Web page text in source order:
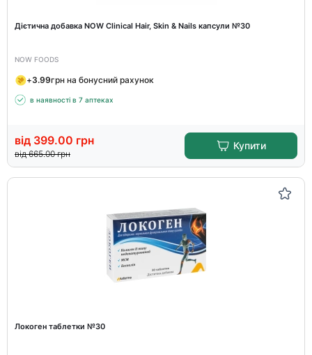
Дієтична добавка NOW Clinical Hair, Skin & Nails капсули №30
NOW FOODS
+3.99грн на бонусний рахунок
в наявності в 7 аптеках
від 399.00 грн
від 665.00грн
Купити
Локоген таблетки №30